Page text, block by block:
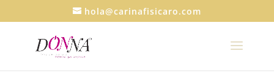
hola@carinafisicaro.com